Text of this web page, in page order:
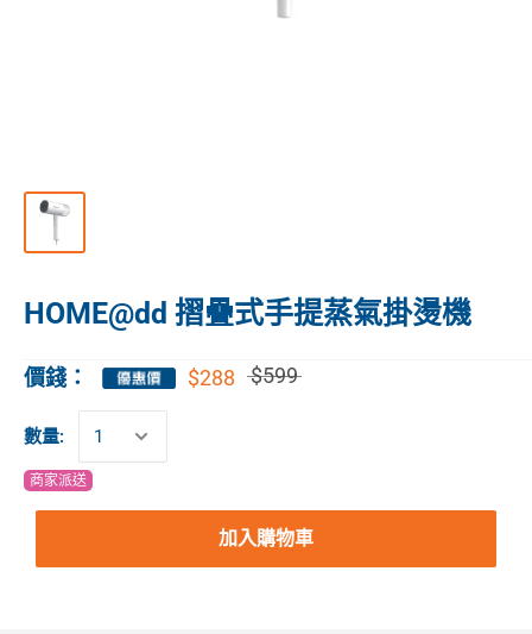
HOME@dd 摺疊式手提蒸氣掛燙機
價錢： $288 $599
數量:
商家派送
加入購物車